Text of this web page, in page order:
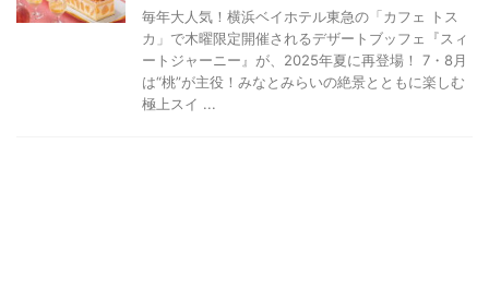
毎年大人気！横浜ベイホテル東急の「カフェ トス
カ」で木曜限定開催されるデザートブッフェ『スィ
ートジャーニー』が、2025年夏に再登場！ 7・8月
は“桃”が主役！みなとみらいの絶景とともに楽しむ
極上スイ ...